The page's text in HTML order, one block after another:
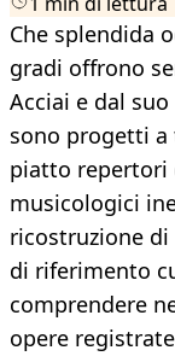
Che splendida
gradi offrono
Acciai e dal
sono progetti
piatto repertori
musicologici
ricostruzione
di riferimento
comprendere
opere